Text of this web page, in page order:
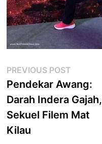
Post
navigation
PREVIOUS POST
post:
Pendekar Awang:
Darah Indera Gajah,
Sekuel Filem Mat
Kilau